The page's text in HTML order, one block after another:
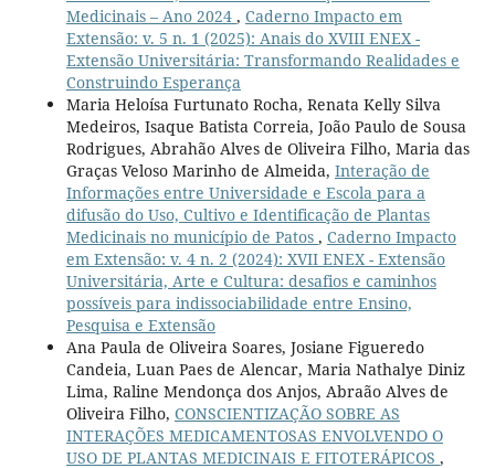
Medicinais – Ano 2024 , Caderno Impacto em
Extensão: v. 5 n. 1 (2025): Anais do XVIII ENEX -
Extensão Universitária: Transformando Realidades e
Construindo Esperança
Maria Heloísa Furtunato Rocha, Renata Kelly Silva
Medeiros, Isaque Batista Correia, João Paulo de Sousa
Rodrigues, Abrahão Alves de Oliveira Filho, Maria das
Graças Veloso Marinho de Almeida, Interação de
Informações entre Universidade e Escola para a
difusão do Uso, Cultivo e Identificação de Plantas
Medicinais no município de Patos , Caderno Impacto
em Extensão: v. 4 n. 2 (2024): XVII ENEX - Extensão
Universitária, Arte e Cultura: desafios e caminhos
possíveis para indissociabilidade entre Ensino,
Pesquisa e Extensão
Ana Paula de Oliveira Soares, Josiane Figueredo
Candeia, Luan Paes de Alencar, Maria Nathalye Diniz
Lima, Raline Mendonça dos Anjos, Abraão Alves de
Oliveira Filho, CONSCIENTIZAÇÃO SOBRE AS
INTERAÇÕES MEDICAMENTOSAS ENVOLVENDO O
USO DE PLANTAS MEDICINAIS E FITOTERÁPICOS ,